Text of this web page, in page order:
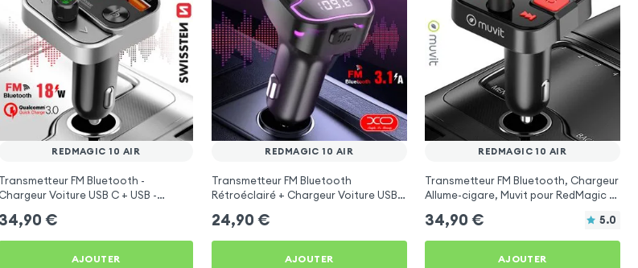
REDMAGIC 10 AIR
Transmetteur FM Bluetooth -
Chargeur Voiture USB C + USB -
34,90 €
AJOUTER
REDMAGIC 10 AIR
Transmetteur FM Bluetooth
Rétroéclairé + Chargeur Voiture USB
24,90 €
AJOUTER
REDMAGIC 10 AIR
Transmetteur FM Bluetooth, Chargeur
Allume-cigare, Muvit pour RedMagic 10
34,90 € 5.0
AJOUTER